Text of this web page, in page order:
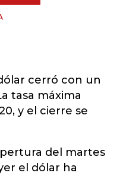
cerró con un
tasa máxima
y el cierre se
del martes
el dólar ha